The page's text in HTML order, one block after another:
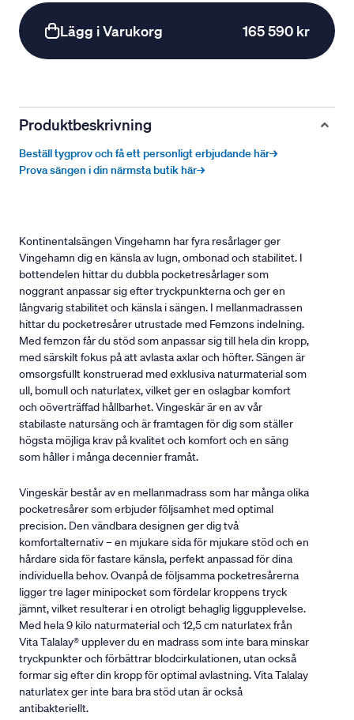
Lägg i Varukorg 165 590 kr
Produktbeskrivning
Beställ tygprov och få ett personligt erbjudande här→
Prova sängen i din närmsta butik här→
Kontinentalsängen Vingehamn har fyra resårlager ger
Vingehamn dig en känsla av lugn, ombonad och stabilitet. I
bottendelen hittar du dubbla pocketresårlager som
noggrant anpassar sig efter tryckpunkterna och ger en
långvarig stabilitet och känsla i sängen. I mellanmadrassen
hittar du pocketresårer utrustade med Femzons indelning.
Med femzon får du stöd som anpassar sig till hela din kropp,
med särskilt fokus på att avlasta axlar och höfter. Sängen är
omsorgsfullt konstruerad med exklusiva naturmaterial som
ull, bomull och naturlatex, vilket ger en oslagbar komfort
och oöverträffad hållbarhet. Vingeskär är en av vår
stabilaste natursäng och är framtagen för dig som ställer
högsta möjliga krav på kvalitet och komfort och en säng
som håller i många decennier framåt.
Vingeskär består av en mellanmadrass som har många olika
pocketresårer som erbjuder följsamhet med optimal
precision. Den vändbara designen ger dig två
komfortalternativ – en mjukare sida för mjukare stöd och en
hårdare sida för fastare känsla, perfekt anpassad för dina
individuella behov. Ovanpå de följsamma pocketresårerna
ligger tre lager minipocket som fördelar kroppens tryck
jämnt, vilket resulterar i en otroligt behaglig liggupplevelse.
Med hela 9 kilo naturmaterial och 12,5 cm naturlatex från
Vita Talalay® upplever du en madrass som inte bara minskar
tryckpunkter och förbättrar blodcirkulationen, utan också
formar sig efter din kropp för optimal avlastning. Vita Talalay
naturlatex ger inte bara bra stöd utan är också
antibakteriellt.